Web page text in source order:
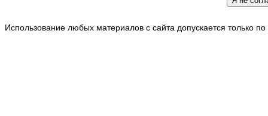
Использование любых материалов с сайта допускается только